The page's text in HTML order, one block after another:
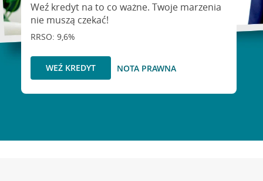
Weź kredyt na to co ważne. Twoje marzenia
nie muszą czekać!
RRSO: 9,6%
WEŹ KREDYT NOTA PRAWNA